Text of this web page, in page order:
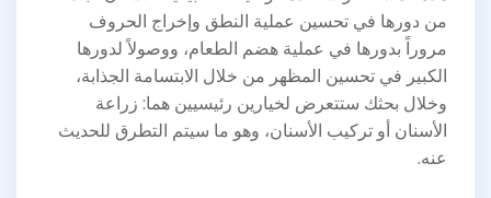
من دورها في تحسين عملية النطق وإخراج الحروف
مروراً بدورها في عملية هضم الطعام، ووصولاً لدورها
الكبير في تحسين المظهر من خلال الابتسامة الجذابة،
وخلال بحثك ستتعرض لخيارين رئيسيين هما: زراعة
الأسنان أو تركيب الأسنان، وهو ما سيتم التطرق للحديث
عنه.